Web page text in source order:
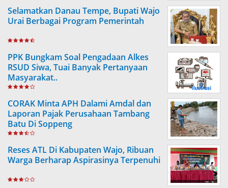
Selamatkan Danau Tempe, Bupati Wajo
Urai Berbagai Program Pemerintah
PPK Bungkam Soal Pengadaan Alkes
RSUD Siwa, Tuai Banyak Pertanyaan
Masyarakat..
CORAK Minta APH Dalami Amdal dan
Laporan Pajak Perusahaan Tambang
Batu Di Soppeng
Reses ATL Di Kabupaten Wajo, Ribuan
Warga Berharap Aspirasinya Terpenuhi